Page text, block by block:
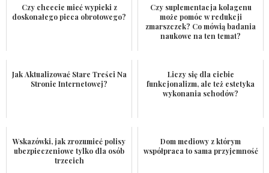
Czy chcecie mieć wypieki z
doskonałego pieca obrotowego?
Czy suplementacja kolagenu
może pomóc w redukcji
zmarszczek? Co mówią badania
naukowe na ten temat?
Jak Aktualizować Stare Treści Na
Stronie Internetowej?
Liczy się dla ciebie
funkcjonalizm, ale też estetyka
wykonania schodów?
Wskazówki, jak zrozumieć polisy
ubezpieczeniowe tylko dla osób
trzecich
Dom mediowy z którym
współpraca to sama przyjemność